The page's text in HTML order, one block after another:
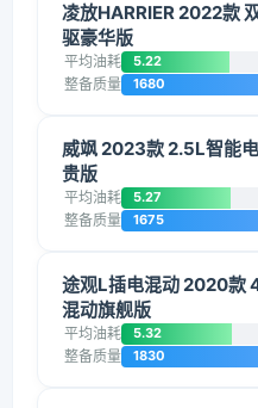
凌放HARRIER 2022款
驱豪华版
平均油耗 5.22
整备质量 1680
威飒 2023款 2.5L智能
贵版
平均油耗 5.27
整备质量 1675
途观L插电混动 2020款
混动旗舰版
平均油耗 5.32
整备质量 1830